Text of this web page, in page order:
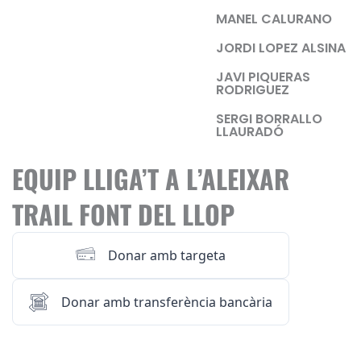
EQUIP LLIGA’T A L’ALEIXAR
TRAIL FONT DEL LLOP
Donar amb targeta
Donar amb transferència bancària
MANEL CALURANO
JORDI LOPEZ ALSINA
JAVI PIQUERAS
RODRIGUEZ
SERGI BORRALLO
LLAURADÓ